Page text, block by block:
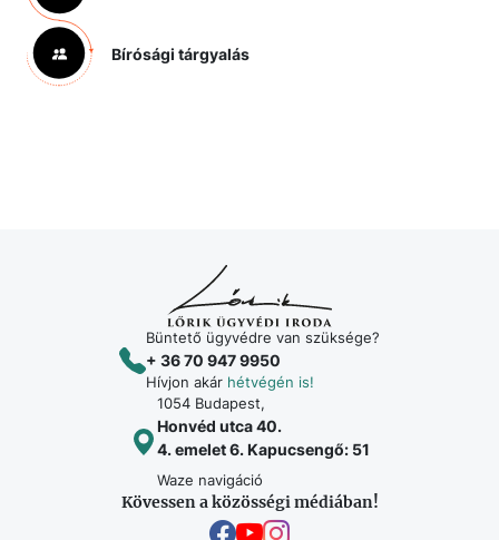
Bírósági tárgyalás
Büntető ügyvédre van szüksége?
+ 36 70 947 9950
Hívjon akár hétvégén is!
1054 Budapest,
Honvéd utca 40.
4. emelet 6. Kapucsengő: 51
Waze navigáció
Kövessen a közösségi médiában!